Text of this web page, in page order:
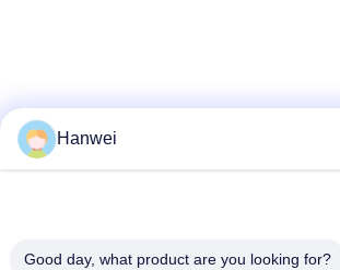
Hanwei
Good day, what product are you looking for?